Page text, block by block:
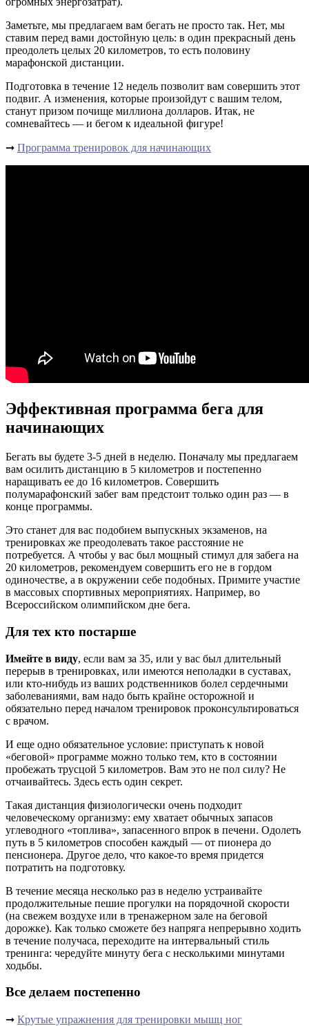
Заметьте, мы предлагаем вам бегать не просто так. Нет, мы
ставим перед вами достойную цель: в один прекрасный день
преодолеть целых 20 километров, то есть половину
марафонской дистанции.
Подготовка в течение 12 недель позволит вам совершить этот
подвиг. А изменения, которые произойдут с вашим телом,
станут призом почище миллиона долларов. Итак, не
сомневайтесь — и бегом к идеальной фигуре!
➞ Программа тренировок для начинающих
Эффективная программа бега для
начинающих
Бегать вы будете 3-5 дней в неделю. Поначалу мы предлагаем
вам осилить дистанцию в 5 километров и постепенно
наращивать ее до 16 километров. Совершить
полумарафонский забег вам предстоит только один раз — в
конце программы.
Это станет для вас подобием выпускных экзаменов, на
тренировках же преодолевать такое расстояние не
потребуется. А чтобы у вас был мощный стимул для забега на
20 километров, рекомендуем совершить его не в гордом
одиночестве, а в окружении себе подобных. Примите участие
в массовых спортивных мероприятиях. Например, во
Всероссийском олимпийском дне бега.
Для тех кто постарше
Имейте в виду, если вам за 35, или у вас был длительный
перерыв в тренировках, или имеются неполадки в суставах,
или кто-нибудь из ваших родственников болел сердечными
заболеваниями, вам надо быть крайне осторожной и
обязательно перед началом тренировок проконсультироваться
с врачом.
И еще одно обязательное условие: приступать к новой
«беговой» программе можно только тем, кто в состоянии
пробежать трусцой 5 километров. Вам это не пол силу? Не
отчаивайтесь. Здесь есть один секрет.
Такая дистанция физиологически очень подходит
человеческому организму: ему хватает обычных запасов
углеводного «топлива», запасенного впрок в печени. Одолеть
путь в 5 километров способен каждый — от пионера до
пенсионера. Другое дело, что какое-то время придется
потратить на подготовку.
В течение месяца несколько раз в неделю устраивайте
продолжительные пешие прогулки на порядочной скорости
(на свежем воздухе или в тренажерном зале на беговой
дорожке). Как только сможете без напряга непрерывно ходить
в течение получаса, переходите на интервальный стиль
тренинга: чередуйте минуту бега с несколькими минутами
ходьбы.
Все делаем постепенно
➞ Крутые упражнения для тренировки мышц ног